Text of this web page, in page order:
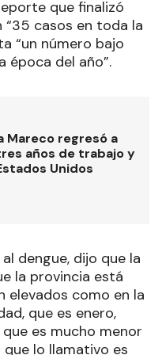
que finalizó
casos en toda la
“un número bajo
época del año”.
Mareco regresó a
años de trabajo y
Unidos
dengue, dijo que la
la provincia está
elevados como en la
que es enero,
es mucho menor
que lo llamativo es